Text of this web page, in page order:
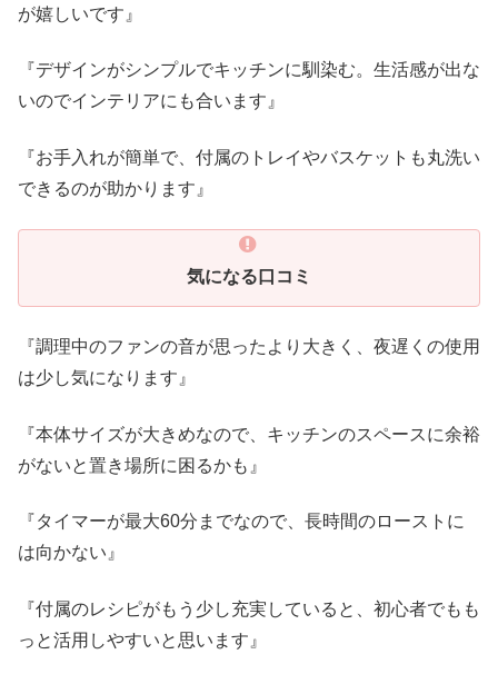
が嬉しいです』
『デザインがシンプルでキッチンに馴染む。生活感が出な
いのでインテリアにも合います』
『お手入れが簡単で、付属のトレイやバスケットも丸洗い
できるのが助かります』
気になる口コミ
『調理中のファンの音が思ったより大きく、夜遅くの使用
は少し気になります』
『本体サイズが大きめなので、キッチンのスペースに余裕
がないと置き場所に困るかも』
『タイマーが最大60分までなので、長時間のローストに
は向かない』
『付属のレシピがもう少し充実していると、初心者でもも
っと活用しやすいと思います』